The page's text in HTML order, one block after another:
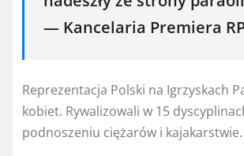
— Kancelaria Premiera
Reprezentacja Polski na Igrzyskach
kobiet. Rywalizowali w 15
podnoszeniu ciężarów i kajakarstwie.